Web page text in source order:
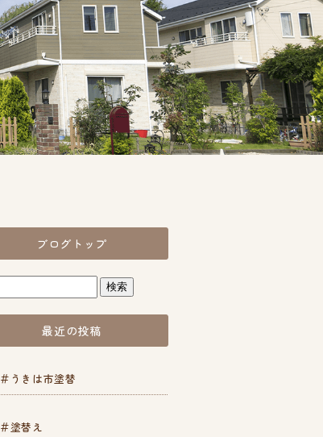
ブログトップ
最近の投稿
＃うきは市塗替
＃塗替え